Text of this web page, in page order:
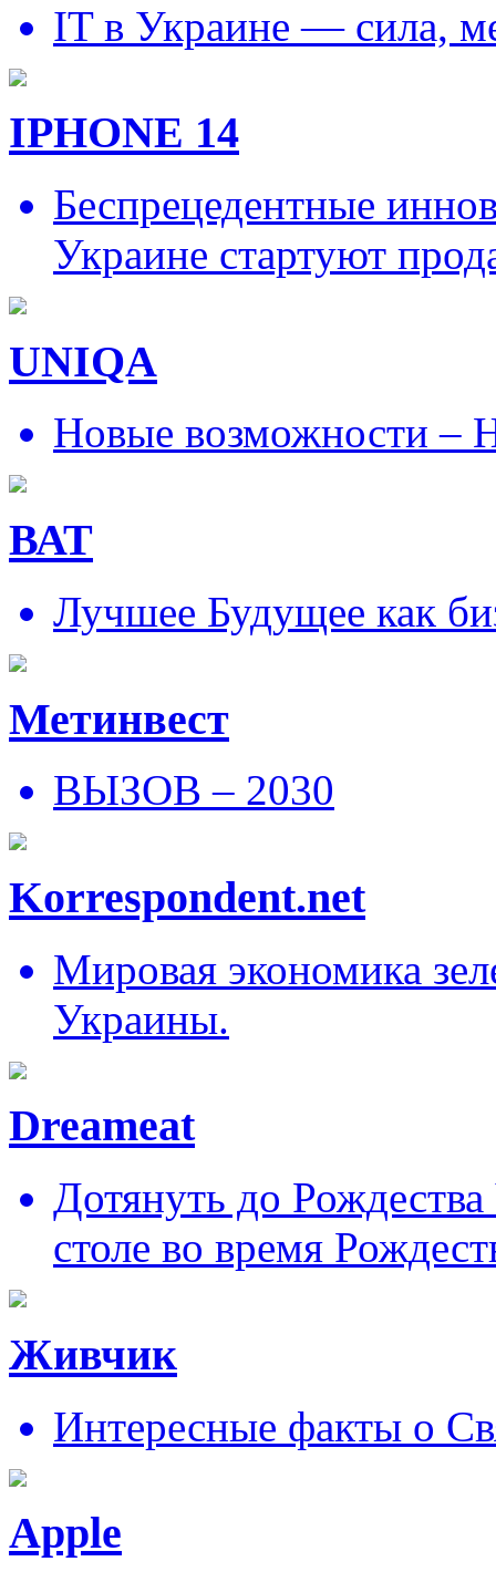
IT в Украине — сила,
IPHONE 14
Беспрецедентные
Украине стартуют
UNIQA
Новые возможности –
ВАТ
Лучшее Будущее как
Метинвест
ВЫЗОВ – 2030
Korrespondent.net
Мировая экономика
Украины.
Dreameat
Дотянуть до
столе во время
Живчик
Интересные факты о
Apple